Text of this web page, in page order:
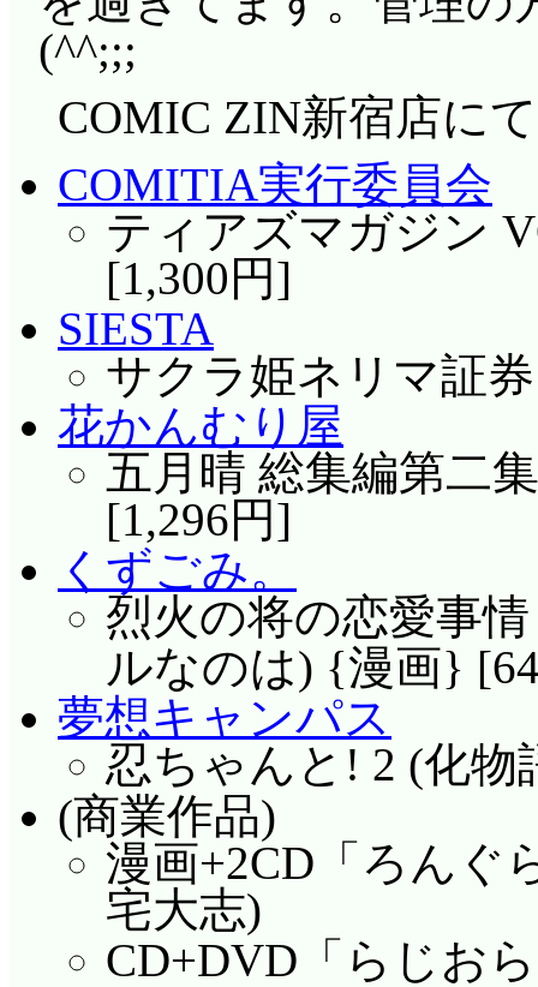
(^^;;;
COMIC ZIN新宿店に
COMITIA実行委員会
ティアズマガジン
[1,300円]
SIESTA
サクラ姫ネリマ証
花かんむり屋
五月晴 総集編第二
[1,296円]
くずごみ。
烈火の将の恋愛事
ルなのは) {漫画}
夢想キャンパス
忍ちゃんと! 2 (化
(商業作品)
漫画+2CD「ろんぐ
宅大志)
CD+DVD「らじお